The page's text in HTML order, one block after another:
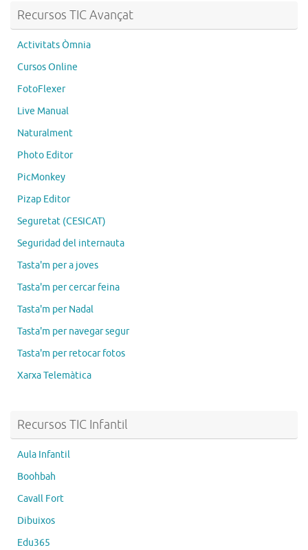
Recursos TIC Avançat
Activitats Òmnia
Cursos Online
FotoFlexer
Live Manual
Naturalment
Photo Editor
PicMonkey
Pizap Editor
Seguretat (CESICAT)
Seguridad del internauta
Tasta'm per a joves
Tasta'm per cercar feina
Tasta'm per Nadal
Tasta'm per navegar segur
Tasta'm per retocar fotos
Xarxa Telemàtica
Recursos TIC Infantil
Aula Infantil
Boohbah
Cavall Fort
Dibuixos
Edu365